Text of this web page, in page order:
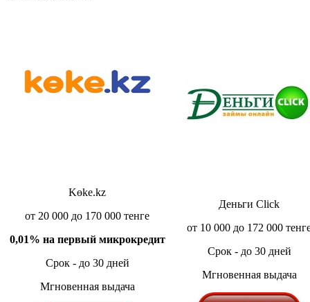
Kөkе.kz
от 20 000 до 170 000 тенге
0,01% на первый микрокредит
Срок - до 30 дней
Мгновенная выдача
Деньги Click
от 10 000 до 172 000
Срок - до 30 дней
Мгновенная выдача